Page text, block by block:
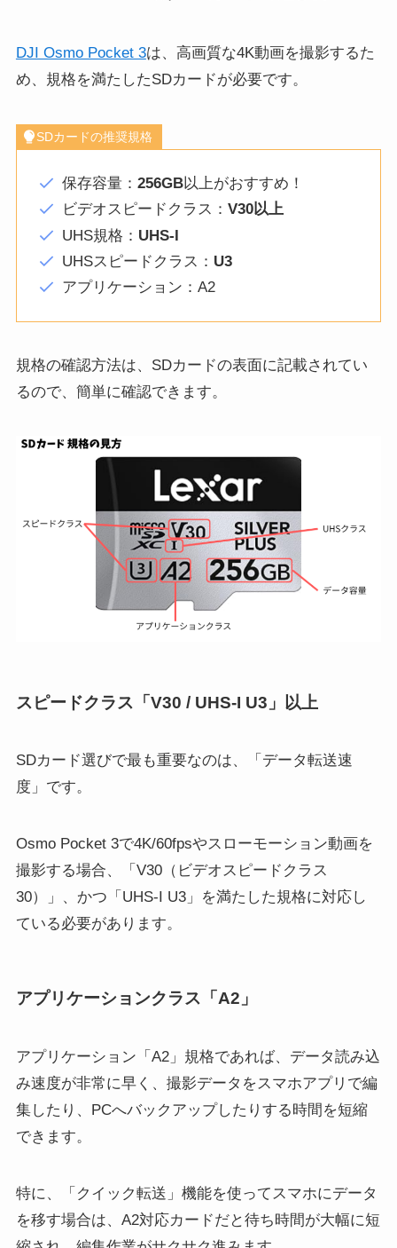
DJI Osmo Pocket 3は、高画質な4K動画を撮影するた
め、規格を満たしたSDカードが必要です。
SDカードの推奨規格
保存容量： 256GB以上がおすすめ！
ビデオスピードクラス： V30以上
UHS規格： UHS-I
UHSスピードクラス： U3
アプリケーション：A2
規格の確認方法は、SDカードの表面に記載されてい
るので、簡単に確認できます。
スピードクラス「V30 / UHS-I U3」以上
SDカード選びで最も重要なのは、「データ転送速
度」です。
Osmo Pocket 3で4K/60fpsやスローモーション動画を
撮影する場合、「V30（ビデオスピードクラス
30）」、かつ「UHS-I U3」を満たした規格に対応し
ている必要があります。
アプリケーションクラス「A2」
アプリケーション「A2」規格であれば、データ読み込
み速度が非常に早く、撮影データをスマホアプリで編
集したり、PCへバックアップしたりする時間を短縮
できます。
特に、「クイック転送」機能を使ってスマホにデータ
を移す場合は、A2対応カードだと待ち時間が大幅に短